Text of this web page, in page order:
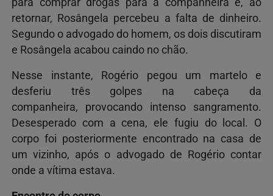
para comprar drogas para a companheira e, ao
retornar, Rosângela percebeu a falta de dinheiro.
Segundo o advogado do homem, os dois discutiram
e Rosângela acabou caindo no chão.
Nesse instante, Rogério pegou um martelo e
desferiu três golpes na cabeça da
companheira, provocando intenso sangramento.
Desesperado com a cena, ele fugiu do local. O
corpo foi posteriormente encontrado na casa de
um vizinho, após o advogado de Rogério contar
onde a vítima estava.